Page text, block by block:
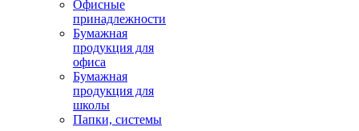
Офисные
принадлежности
Бумажная
продукция для
офиса
Бумажная
продукция для
школы
Папки, системы